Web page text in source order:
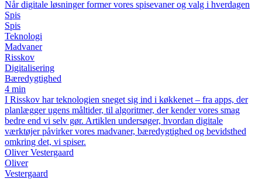
Når digitale løsninger former vores spisevaner og valg i hverdagen
Spis
Spis
Teknologi
Madvaner
Risskov
Digitalisering
Bæredygtighed
4 min
I Risskov har teknologien sneget sig ind i køkkenet – fra apps, der
planlægger ugens måltider, til algoritmer, der kender vores smag
bedre end vi selv gør. Artiklen undersøger, hvordan digitale
værktøjer påvirker vores madvaner, bæredygtighed og bevidsthed
omkring det, vi spiser.
Oliver Vestergaard
Oliver
Vestergaard